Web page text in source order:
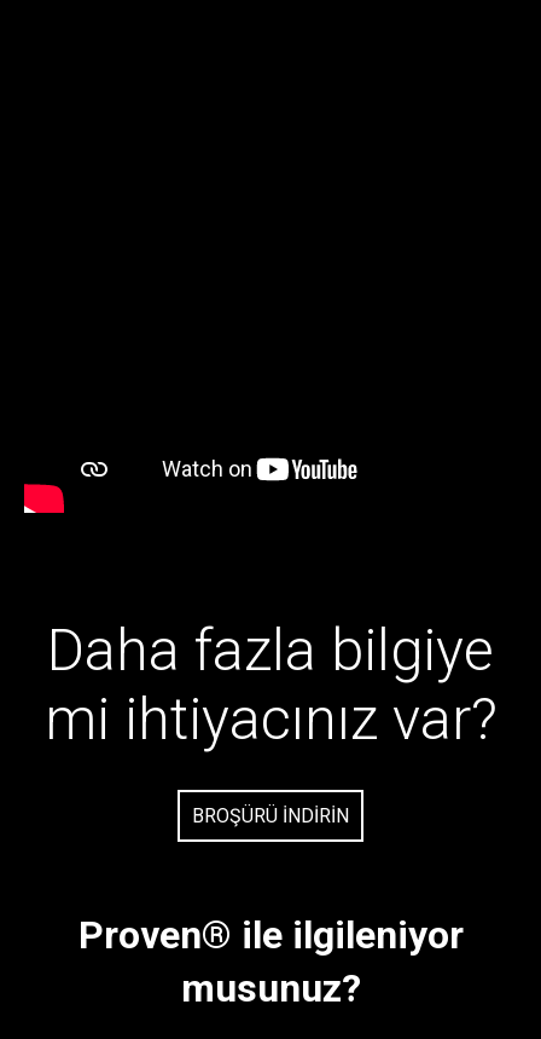
Daha fazla bilgiye
mi ihtiyacınız var?
BROŞÜRÜ İNDİRİN
Proven® ile ilgileniyor
musunuz?